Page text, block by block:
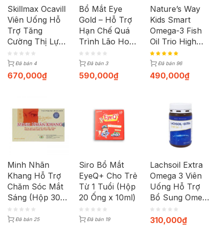
Skillmax Ocavill
Viên Uống Hỗ
Trợ Tăng
Cường Thị Lực
Hộp 30 Viên
Đã bán 4
670,000₫
Bổ Mắt Eye
Gold – Hỗ Trợ
Hạn Chế Quá
Trình Lão Hoá
Mắt | Hộp 25
ỐngĐã bán 3
590,000₫
Nature’s Way
Kids Smart
Omega-3 Fish
Oil Trio High
DHA (Hộp 60
Viên)
Đã bán 96
490,000₫
Minh Nhãn
Khang Hỗ Trợ
Chăm Sóc Mắt
Sáng (Hộp 30
Viên)
Đã bán 25
Siro Bổ Mắt
EyeQ+ Cho Trẻ
Từ 1 Tuổi (Hộp
20 Ống x 10ml)
Đã bán 19
Lachsoil Extra
Omega 3 Viên
Uống Hỗ Trợ
Bổ Sung Omega
3, Hỗ Trợ
Phòng Khô
310,000₫